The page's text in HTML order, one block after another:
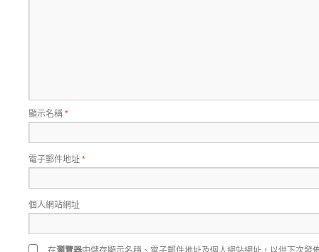
顯示名稱*
電子郵件地址*
個人網站網址
在 中儲存顯示名稱、電子郵件地址及個人網站網址，以供下次發